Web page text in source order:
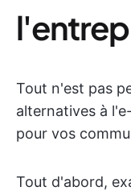
Tout n'est pas
alternatives à
pour vos
Tout d'abord,